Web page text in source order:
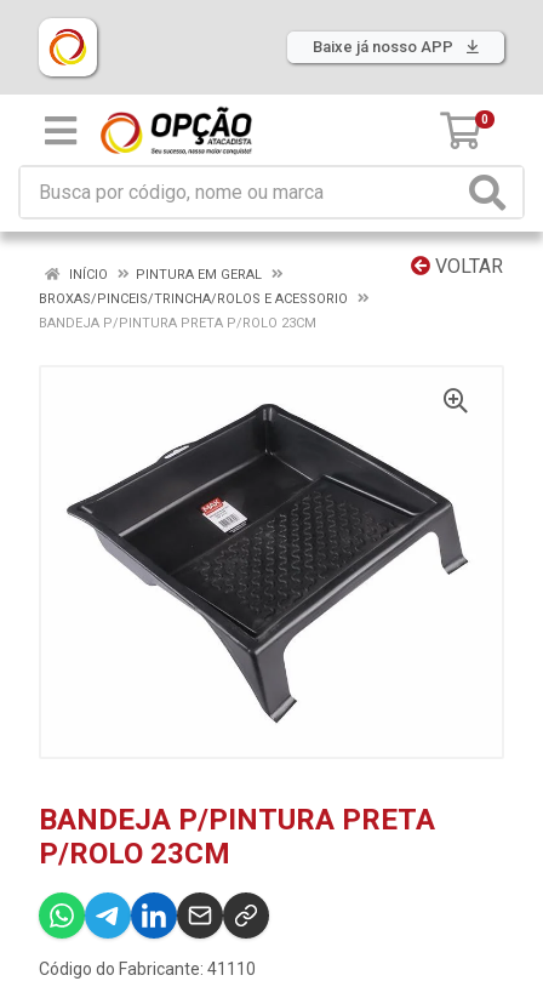
Baixe já nosso APP
0
VOLTAR
INÍCIO
PINTURA EM GERAL
BROXAS/PINCEIS/TRINCHA/ROLOS E ACESSORIO
BANDEJA P/PINTURA PRETA P/ROLO 23CM
BANDEJA P/PINTURA PRETA
P/ROLO 23CM
Código do Fabricante: 41110